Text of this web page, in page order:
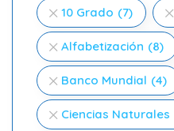
10 Grado (7)
Alfabetización (8)
Banco Mundial (4)
Ciencias Naturales